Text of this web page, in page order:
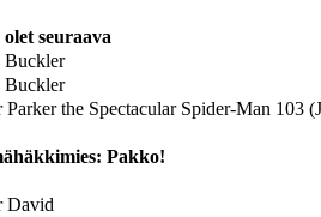
olet seuraava
Buckler
Buckler
Parker the Spectacular Spider-Man 103
Pakko!
David